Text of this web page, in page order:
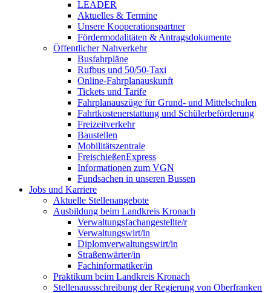
LEADER
Aktuelles & Termine
Unsere Kooperationspartner
Fördermodalitäten & Antragsdokumente
Öffentlicher Nahverkehr
Busfahrpläne
Rufbus und 50/50-Taxi
Online-Fahrplanauskunft
Tickets und Tarife
Fahrplanauszüge für Grund- und Mittelschulen
Fahrtkostenerstattung und Schülerbeförderung
Freizeitverkehr
Baustellen
Mobilitätszentrale
FreischießenExpress
Informationen zum VGN
Fundsachen in unseren Bussen
Jobs und Karriere
Aktuelle Stellenangebote
Ausbildung beim Landkreis Kronach
Verwaltungsfachangestellte/r
Verwaltungswirt/in
Diplomverwaltungswirt/in
Straßenwärter/in
Fachinformatiker/in
Praktikum beim Landkreis Kronach
Stellenaussschreibung der Regierung von Oberfranken